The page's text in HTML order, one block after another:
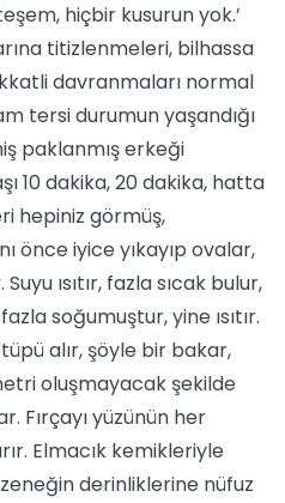
hiçbir kusurun yok.’
titizlenmeleri, bilhassa
davranmaları normal
tersi durumun yaşandığı
paklanmış erkeği
10 dakika, 20 dakika, hatta
hepiniz görmüş,
önce iyice yıkayıp ovalar,
ısıtır, fazla sıcak bulur,
soğumuştur, yine ısıtır.
alır, şöyle bir bakar,
oluşmayacak şekilde
Fırçayı yüzünün her
Elmacık kemikleriyle
derinliklerine nüfuz